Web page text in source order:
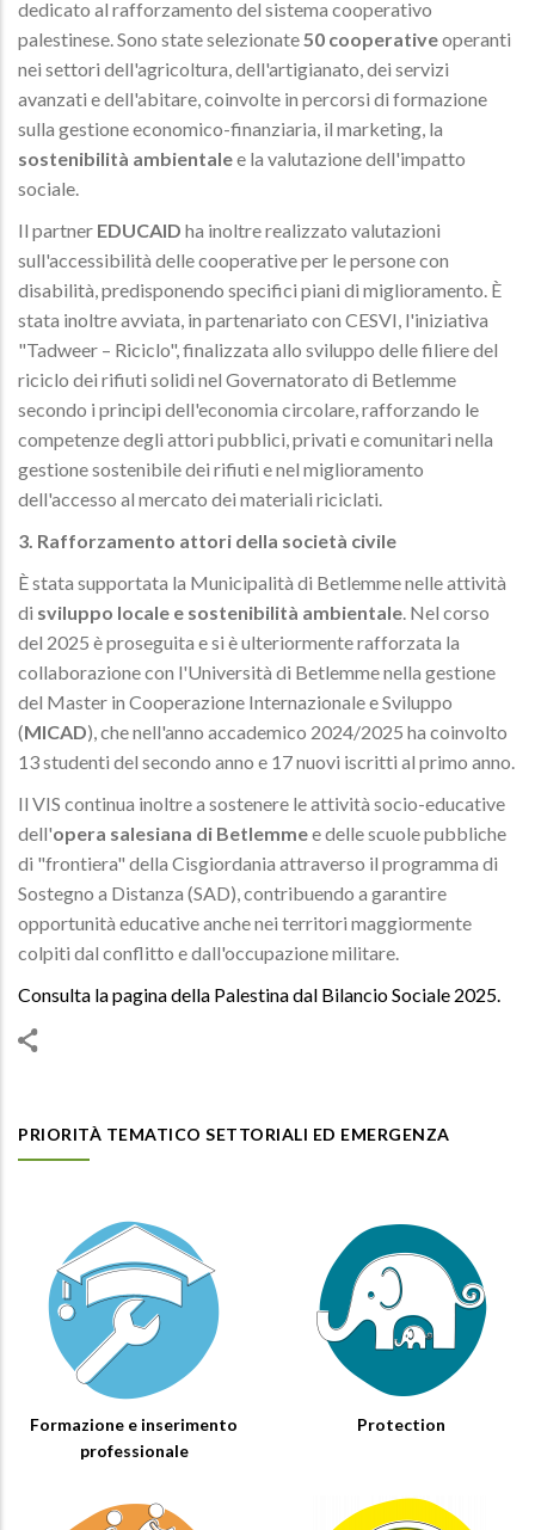
dedicato al rafforzamento del sistema cooperativo
palestinese. Sono state selezionate50 cooperativeoperanti
nei settori dell'agricoltura, dell'artigianato, dei servizi
avanzati e dell'abitare, coinvolte in percorsi di formazione
sulla gestione economico-finanziaria, il marketing, la
sostenibilità ambientalee la valutazione dell'impatto
sociale.
Il partner EDUCAID ha inoltre realizzato valutazioni
sull'accessibilità delle cooperative per le persone con
disabilità, predisponendo specifici piani di miglioramento. È
stata inoltre avviata, in partenariato con CESVI, l'iniziativa
"Tadweer – Riciclo", finalizzata allo sviluppo delle filiere del
riciclo dei rifiuti solidi nel Governatorato di Betlemme
secondo i principi dell'economia circolare, rafforzando le
competenze degli attori pubblici, privati e comunitari nella
gestione sostenibile dei rifiuti e nel miglioramento
dell'accesso al mercato dei materiali riciclati.
3. Rafforzamento attori della società civile
È stata supportata la Municipalità di Betlemme nelle attività
di sviluppo locale e sostenibilità ambientale. Nel corso
del 2025 è proseguita e si è ulteriormente rafforzata la
collaborazione con l'Università di Betlemme nella gestione
del Master in Cooperazione Internazionale e Sviluppo
(MICAD), che nell'anno accademico 2024/2025 ha coinvolto
13 studenti del secondo anno e 17 nuovi iscritti al primo anno.
Il VIS continua inoltre a sostenere le attività socio-educative
dell'opera salesiana di Betlemmee delle scuole pubbliche
di "frontiera" della Cisgiordania attraverso il programma di
Sostegno a Distanza (SAD), contribuendo a garantire
opportunità educative anche nei territori maggiormente
colpiti dal conflitto e dall'occupazione militare.
Consulta la pagina della Palestina dal Bilancio Sociale 2025.
PRIORITÀ TEMATICO SETTORIALI ED EMERGENZA
Formazione e inserimento
professionale
Protection